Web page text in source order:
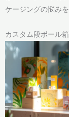
ケージングの悩みを
カスタム段ボール